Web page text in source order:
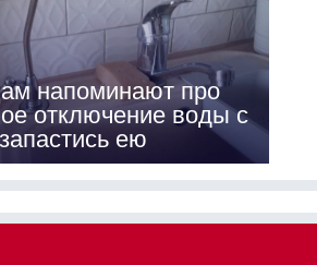
напоминают про
отключение воды с
ею